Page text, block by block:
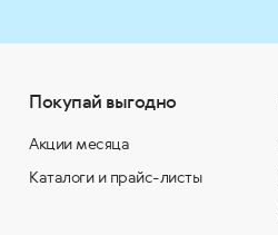
Покупай выгодно
Акции месяца
Каталоги и прайс-листы